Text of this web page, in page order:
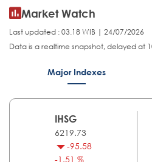
Market Watch
Last updated : 03.18 WIB | 24/07/2026
Data is a realtime snapshot, delayed at
Major Indexes
IHSG
6219.73
-95.58
-1.51 %